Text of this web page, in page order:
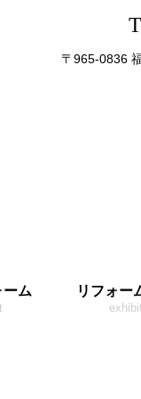
〒965-0836
ーム リフォー